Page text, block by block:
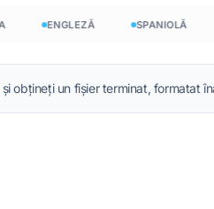
ENGLEZĂ SPANIOLĂ
și obțineți un fișier terminat, formatat